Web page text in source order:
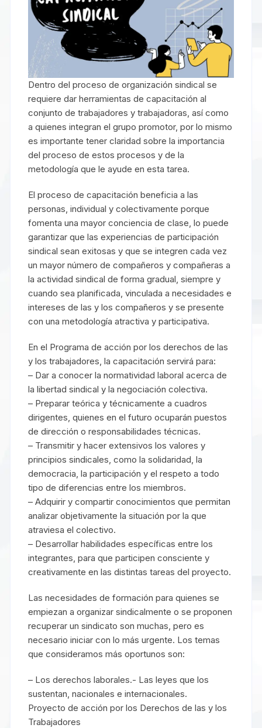
Dentro del proceso de organización sindical se
requiere dar herramientas de capacitación al
conjunto de trabajadores y trabajadoras, así como
a quienes integran el grupo promotor, por lo mismo
es importante tener claridad sobre la importancia
del proceso de estos procesos y de la
metodología que le ayude en esta tarea.
El proceso de capacitación beneficia a las
personas, individual y colectivamente porque
fomenta una mayor conciencia de clase, lo puede
garantizar que las experiencias de participación
sindical sean exitosas y que se integren cada vez
un mayor número de compañeros y compañeras a
la actividad sindical de forma gradual, siempre y
cuando sea planificada, vinculada a necesidades e
intereses de las y los compañeros y se presente
con una metodología atractiva y participativa.
En el Programa de acción por los derechos de las
y los trabajadores, la capacitación servirá para:
– Dar a conocer la normatividad laboral acerca de
la libertad sindical y la negociación colectiva.
– Preparar teórica y técnicamente a cuadros
dirigentes, quienes en el futuro ocuparán puestos
de dirección o responsabilidades técnicas.
– Transmitir y hacer extensivos los valores y
principios sindicales, como la solidaridad, la
democracia, la participación y el respeto a todo
tipo de diferencias entre los miembros.
– Adquirir y compartir conocimientos que permitan
analizar objetivamente la situación por la que
atraviesa el colectivo.
– Desarrollar habilidades específicas entre los
integrantes, para que participen consciente y
creativamente en las distintas tareas del proyecto.
Las necesidades de formación para quienes se
empiezan a organizar sindicalmente o se proponen
recuperar un sindicato son muchas, pero es
necesario iniciar con lo más urgente. Los temas
que consideramos más oportunos son:
– Los derechos laborales.- Las leyes que los
sustentan, nacionales e internacionales.
Proyecto de acción por los Derechos de las y los
Trabajadores